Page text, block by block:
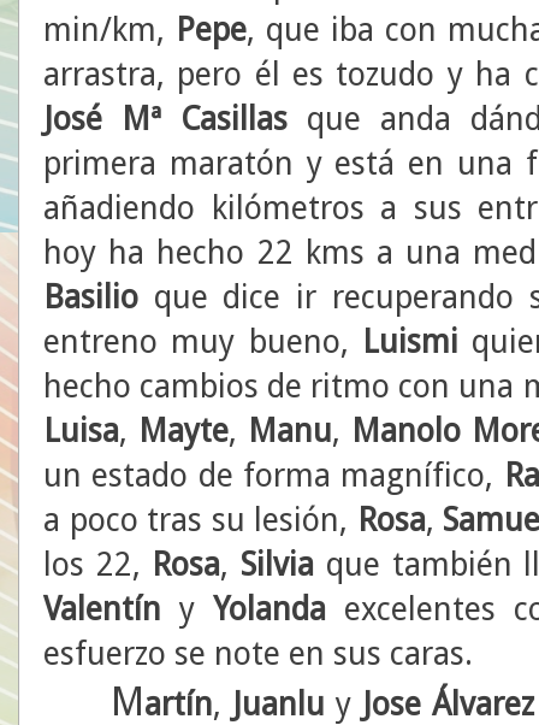
min/km, Pepe, que iba con
arrastra, pero él es tozudo y ha
José Mª Casillasque anda
primera maratón y está en una
añadiendo kilómetros a sus
hoy ha hecho 22 kms a una
Basilio que dice ir recuperando
entreno muy bueno,
Luismi
hecho cambios de ritmo con
Luisa, Mayte, Manu, Manolo
un estado de forma magnífico,
a poco tras su lesión, Rosa,
los 22, Rosa, Silvia que también
Valentín y Yolanda excelentes
esfuerzo se note en sus caras.
Martín, Juanlu y Jose Álvarez